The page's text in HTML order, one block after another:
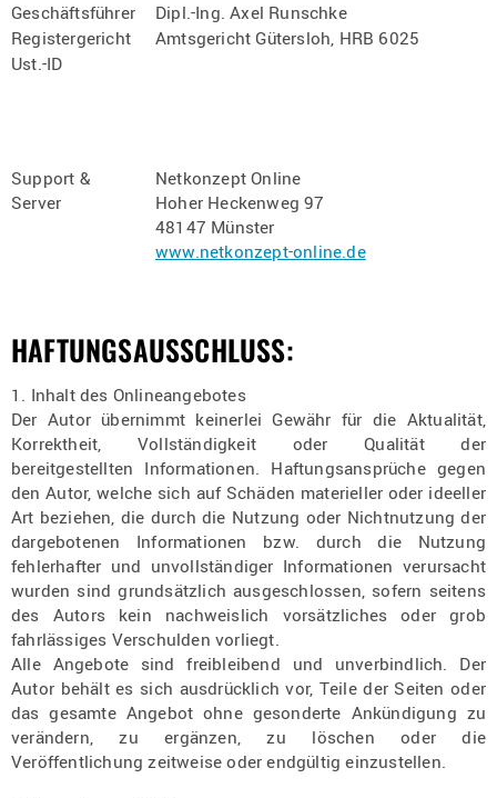
Geschäftsführer
Dipl.-Ing. Axel Runschke
Registergericht
Amtsgericht Gütersloh, HRB 6025
Ust.-ID
Support &
Server
Netkonzept Online
Hoher Heckenweg 97
48147 Münster
www.netkonzept-online.de
HAFTUNGSAUSSCHLUSS:
1. Inhalt des Onlineangebotes
Der Autor übernimmt keinerlei Gewähr für die Aktualität,
Korrektheit, Vollständigkeit oder Qualität der
bereitgestellten Informationen. Haftungsansprüche gegen
den Autor, welche sich auf Schäden materieller oder ideeller
Art beziehen, die durch die Nutzung oder Nichtnutzung der
dargebotenen Informationen bzw. durch die Nutzung
fehlerhafter und unvollständiger Informationen verursacht
wurden sind grundsätzlich ausgeschlossen, sofern seitens
des Autors kein nachweislich vorsätzliches oder grob
fahrlässiges Verschulden vorliegt.
Alle Angebote sind freibleibend und unverbindlich. Der
Autor behält es sich ausdrücklich vor, Teile der Seiten oder
das gesamte Angebot ohne gesonderte Ankündigung zu
verändern, zu ergänzen, zu löschen oder die
Veröffentlichung zeitweise oder endgültig einzustellen.